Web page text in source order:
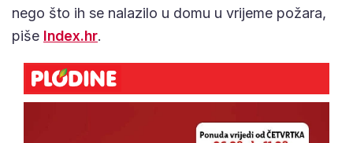
nego što ih se nalazilo u domu u vrijeme požara,
piše Index.hr.